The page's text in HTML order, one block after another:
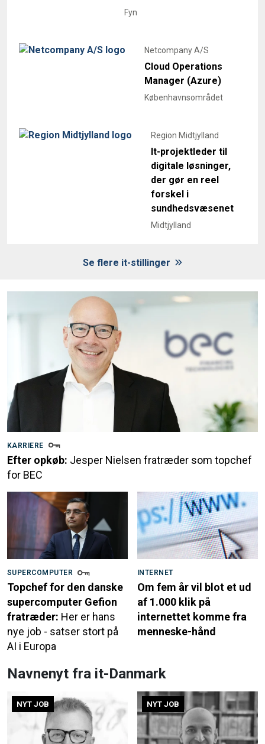
Fyn
Netcompany A/S
Cloud Operations
Manager (Azure)
Københavnsområdet
Region Midtjylland
It-projektleder til
digitale løsninger,
der gør en reel
forskel i
sundhedsvæsenet
Midtjylland
Se flere it-stillinger
KARRIERE
Efter opkøb: Jesper Nielsen fratræder som topchef
for BEC
SUPERCOMPUTER
Topchef for den danske
supercomputer Gefion
fratræder: Her er hans
nye job - satser stort på
AI i Europa
INTERNET
Om fem år vil blot et ud
af 1.000 klik på
internettet komme fra
menneske-hånd
Navnenyt fra it-Danmark
NYT JOB NYT JOB